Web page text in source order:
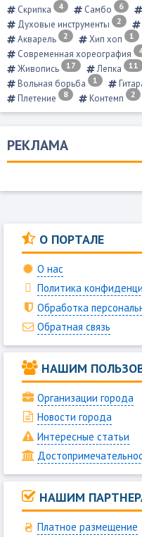
Скрипка 4 Самбо 6
Духовые инструменты 2
Акварель 2 Хип хоп 1
Современная хореография
Живопись 17 Лепка 11
Вольная борьба 1
Плетение 8 Контемп 2
РЕКЛАМА
О ПОРТАЛЕ
О нас
Политика
Обработка
Обратная связь
НАШИМ
Организации города
Новости города
Интересные статьи
НАШИМ
Платное размещение